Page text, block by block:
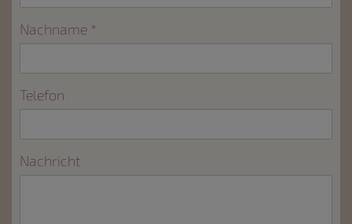
Nachname
Telefon
Nachricht